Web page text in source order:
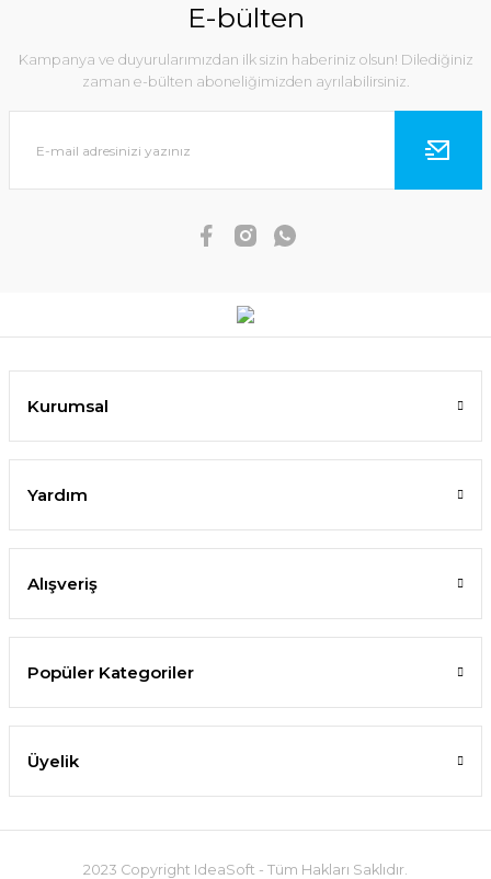
E-bülten
Kampanya ve duyurularımızdan ilk sizin haberiniz olsun! Dilediğiniz
zaman e-bülten aboneliğimizden ayrılabilirsiniz.
Kurumsal
Yardım
Alışveriş
Popüler Kategoriler
Üyelik
2023 Copyright IdeaSoft - Tüm Hakları Saklıdır.